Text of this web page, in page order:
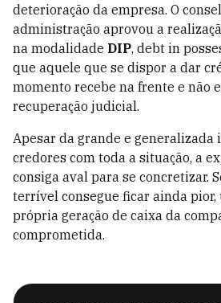
deterioração da empresa. O
administração aprovou a
na modalidade DIP, debt in
que aquele que se dispor a dar
momento recebe na frente e não
recuperação judicial.
Apesar da grande e generalizada
credores com toda a situação, a
consiga aval para se concretizar.
terrível consegue ficar ainda pior,
própria geração de caixa da
comprometida.